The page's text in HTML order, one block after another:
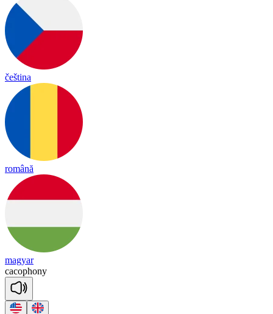
čeština
română
magyar
cacophony